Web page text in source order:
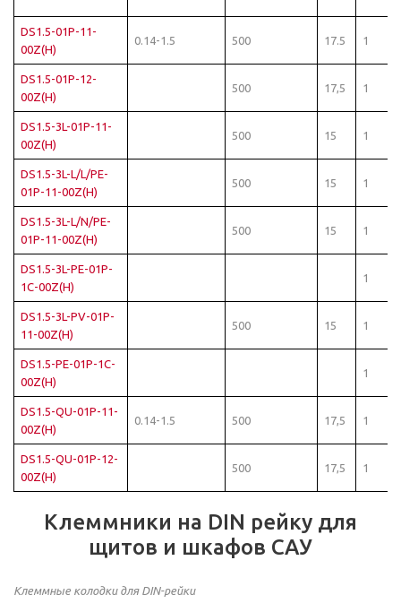
DS1.5-01P-11-
00Z(H)
0.14-1.5 500 17.5 1
DS1.5-01P-12-
00Z(H)
500 17,5 1
DS1.5-3L-01P-11-
00Z(H)
500 15 1
DS1.5-3L-L/L/PE-
01P-11-00Z(H)
500 15 1
DS1.5-3L-L/N/PE-
01P-11-00Z(H)
500 15 1
DS1.5-3L-PE-01P-
1C-00Z(H)
1
DS1.5-3L-PV-01P-
11-00Z(H)
500 15 1
DS1.5-PE-01P-1C-
00Z(H)
1
DS1.5-QU-01P-11-
00Z(H)
0.14-1.5 500 17,5 1
DS1.5-QU-01P-12-
00Z(H)
500 17,5 1
Клеммники на DIN рейку для
щитов и шкафов САУ
Клеммные колодки для DIN-рейки